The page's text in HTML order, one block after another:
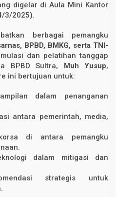
digelar di Aula Mini Kantor
3/2025).
berbagai pemangku
BPBD, BMKG, serta TNI-
dan pelatihan tanggap
BPBD Sultra,
Muh Yusup,
ini bertujuan untuk:
dalam penanganan
antara pemerintah, media,
di antara pemangku
dalam mitigasi dan
strategis untuk